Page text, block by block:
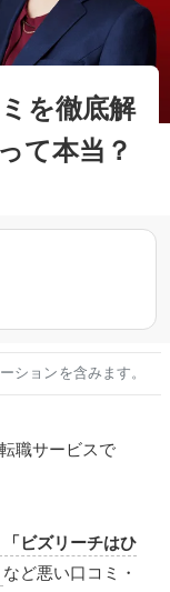
を徹底解
て本当？
ションを含みます。
職サービスで
「ビズリーチはひ
など悪い口コミ・